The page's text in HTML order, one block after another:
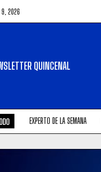
2026
QUINCENAL
EXPERTO DE LA SEMANA